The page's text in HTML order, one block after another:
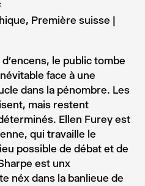
Première suisse |
le public tombe
face à une
dans la pénombre. Les
mais restent
Ellen Furey est
qui travaille le
possible de débat et de
est unx
néx dans la banlieue de